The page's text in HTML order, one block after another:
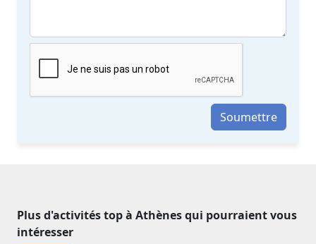
Soumettre
Plus d'activités top à Athènes qui pourraient vous
intéresser